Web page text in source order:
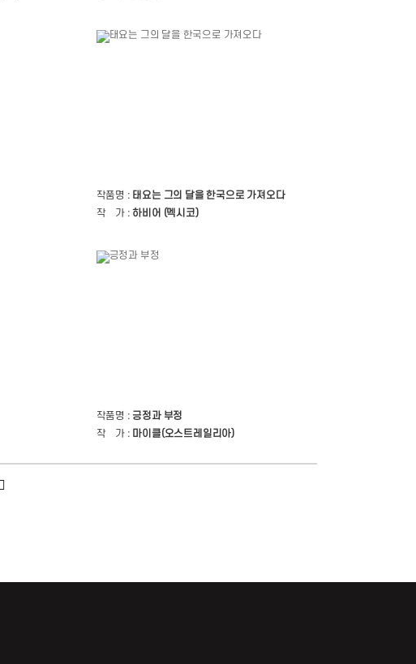
작품명 : 태요는 그의 달을 한국으로 가져오다
작 가 : 하비어 (멕시코)
작품명 : 긍정과 부정
작 가 : 마이클(오스트레일리아)